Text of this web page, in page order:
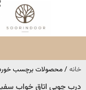
خانه/ محصولات برچسب
درب چوبی اتاق خواب